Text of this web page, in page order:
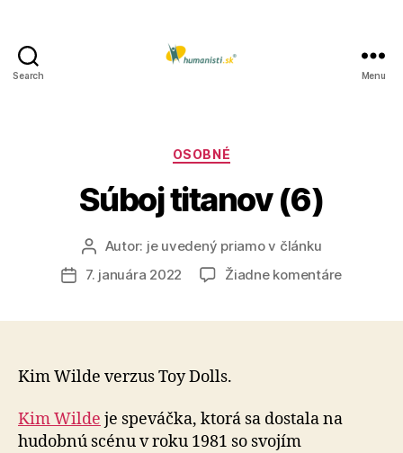
Search Menu
Kategórie
OSOBNÉ
Súboj titanov (6)
Autor
článku
Autor: je uvedený priamo v článku
Dátum
7. januára 2022 Žiadne komentárena
Kim Wilde verzus Toy Dolls.
Kim Wilde je speváčka, ktorá sa dostala na
hudobnú scénu v roku 1981 so svojím